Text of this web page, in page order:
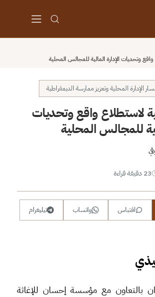
واقع وتحديات الإدارة المالية للمجالس المحلية
الإدارة المحلية وتعزيز ممارسة الديمقراطية
لاستطلاع واقع وتحديات
للمجالس المحلية
23 دقيقة قراءة
اقتباس واتساب تيليغرام
بالتعاون مع مؤسسة إحسان للإغاثة